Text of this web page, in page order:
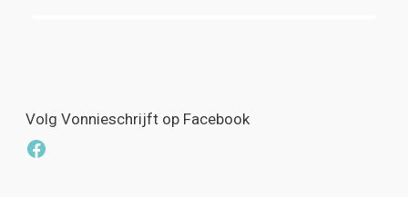
Volg Vonnieschrijft op Facebook
Facebook